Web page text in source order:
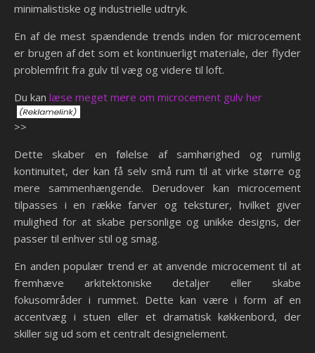
minimalistiske og industrielle udtryk.
En af de mest spændende trends inden for microcement
er brugen af det som et kontinuerligt materiale, der flyder
problemfrit fra gulv til væg og videre til loft.
Du kan læse meget mere om microcement gulv her
>>
Dette skaber en følelse af samhørighed og rumlig
kontinuitet, der kan få selv små rum til at virke større og
mere sammenhængende. Derudover kan microcement
tilpasses i en række farver og teksturer, hvilket giver
mulighed for at skabe personlige og unikke designs, der
passer til enhver stil og smag.
En anden populær trend er at anvende microcement til at
fremhæve arkitektoniske detaljer eller skabe
fokusområder i rummet. Dette kan være i form af en
accentvæg i stuen eller et dramatisk køkkenbord, der
skiller sig ud som et centralt designelement.